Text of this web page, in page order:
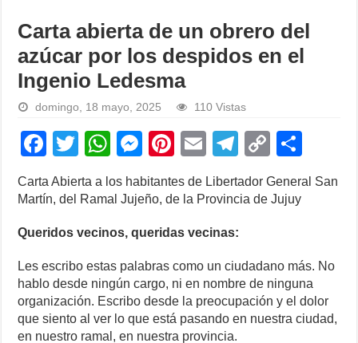
Carta abierta de un obrero del
azúcar por los despidos en el
Ingenio Ledesma
domingo, 18 mayo, 2025 110 Vistas
F
a
c
e
b
o
o
k
T
tt
er
W
at
A
p
p
M
e
ss
n
g
er
Pi
nt
er
st
E
m
ail
T
el
e
m
C
o
p
n
k
h
ar
Carta Abierta a los habitantes de Libertador General San
Martín, del Ramal Jujeño, de la Provincia de Jujuy
Queridos vecinos, queridas vecinas:
Les escribo estas palabras como un ciudadano más. No
hablo desde ningún cargo, ni en nombre de ninguna
organización. Escribo desde la preocupación y el dolor
que siento al ver lo que está pasando en nuestra ciudad,
en nuestro ramal, en nuestra provincia.